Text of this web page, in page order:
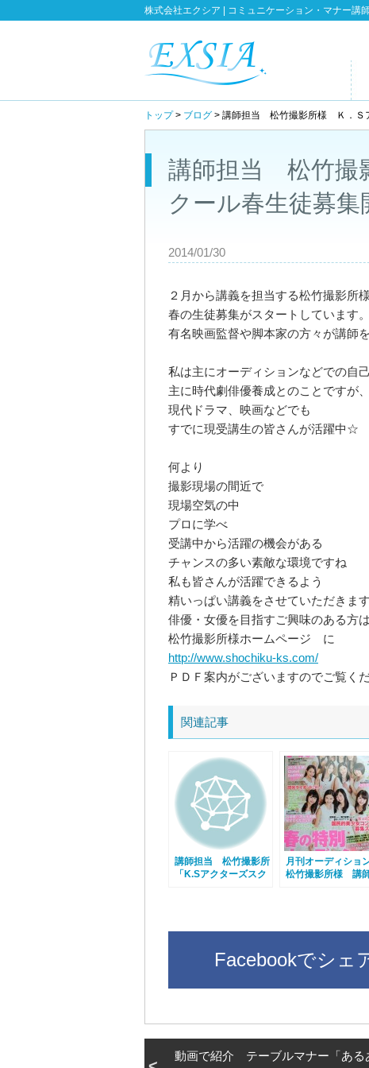
株式会社エクシア | コミュニケーション・マナー講
トップ> ブログ > 講師担当 松竹撮影所様 Ｋ．Ｓ
講師担当 松竹撮
クール春生徒募
2014/01/30
２月から講義を担当する松竹撮影所
春の生徒募集がスタートしています。
有名映画監督や脚本家の方々が講師
私は主にオーディションなどでの自
主に時代劇俳優養成とのことですが、
現代ドラマ、映画などでも
すでに現受講生の皆さんが活躍中☆
何より
撮影現場の間近で
現場空気の中
プロに学べ
受講中から活躍の機会がある
チャンスの多い素敵な環境ですね
私も皆さんが活躍できるよう
精いっぱい講義をさせていただきます
俳優・女優を目指すご興味のある方は
松竹撮影所様ホームページ に
http://www.shochiku-ks.com/
ＰＤＦ案内がございますのでご覧くだ
関連記事
講師担当 松竹撮影所
「K.Sアクターズスク
月刊オーディショ
松竹撮影所様 講
Facebookでシェ
動画で紹介 テーブルマナー「ある